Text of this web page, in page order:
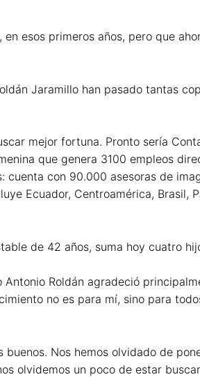
esos primeros años, pero que
Jaramillo han pasado tantas
mejor fortuna. Pronto sería
que genera 3100 empleos
con 90.000 asesoras de
Ecuador, Centroamérica, Brasil,
de 42 años, suma hoy cuatro
Roldán agradeció
no es para mí, sino para
buenos. Nos hemos olvidado de
olvidemos un poco de estar